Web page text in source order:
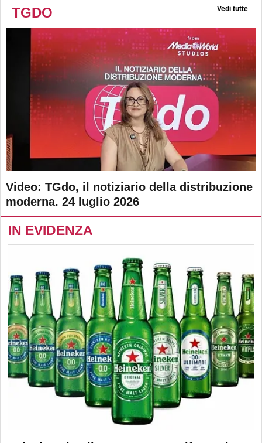
TGDO Vedi tutte
Video: TGdo, il notiziario della distribuzione
moderna. 24 luglio 2026
IN EVIDENZA